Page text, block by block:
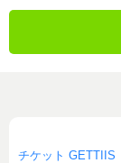
チケット GETTIIS